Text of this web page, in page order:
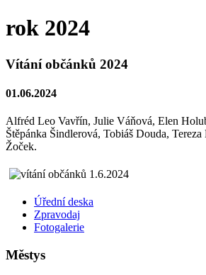
rok 2024
Vítání občánků 2024
01.06.2024
Alfréd Leo Vavřín, Julie Váňová, Elen
Štěpánka Šindlerová, Tobiáš Douda,
Žoček.
Úřední deska
Zpravodaj
Fotogalerie
Městys